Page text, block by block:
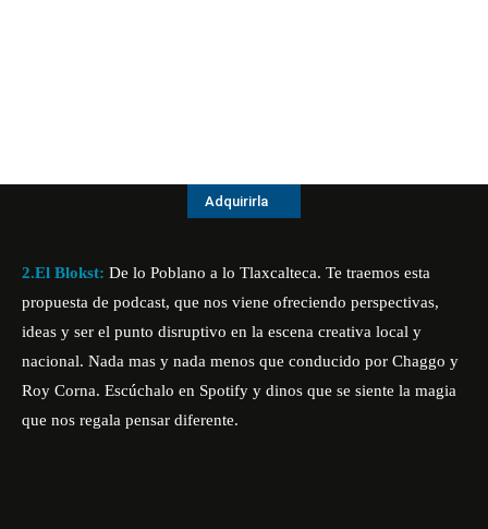
Adquirirla
2.El Blokst: De lo Poblano a lo Tlaxcalteca. Te traemos esta
propuesta de podcast, que nos viene ofreciendo perspectivas,
ideas y ser el punto disruptivo en la escena creativa local y
nacional. Nada mas y nada menos que conducido por Chaggo y
Roy Corna. Escúchalo en Spotify y dinos que se siente la magia
que nos regala pensar diferente.